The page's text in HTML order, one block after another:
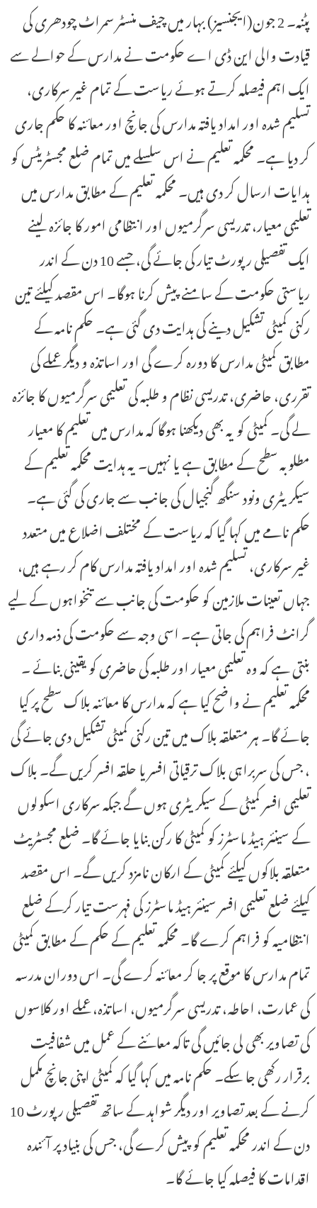
پٹنہ۔ 2 جون(ایجنسیز) بہار میں چیف منسٹر سمراٹ چودھری کی
قیادت والی این ڈی اے حکومت نے مدارس کے حوالے سے
ایک اہم فیصلہ کرتے ہوئے ریاست کے تمام غیر سرکاری،
تسلیم شدہ اور امداد یافتہ مدارس کی جانچ اور معائنہ کا حکم جاری
کر دیا ہے۔ محکمہ تعلیم نے اس سلسلے میں تمام ضلع مجسٹریٹس کو
ہدایات ارسال کر دی ہیں۔ محکمہ تعلیم کے مطابق مدارس میں
تعلیمی معیار، تدریسی سرگرمیوں اور انتظامی امور کا جائزہ لینے
ایک تفصیلی رپورٹ تیار کی جائے گی، جسے 10 دن کے اندر
ریاستی حکومت کے سامنے پیش کرنا ہوگا۔ اس مقصد کیلئے تین
رکنی کمیٹی تشکیل دینے کی ہدایت دی گئی ہے۔ حکم نامہ کے
مطابق کمیٹی مدارس کا دورہ کرے گی اور اساتذہ و دیگر عملے کی
تقرری، حاضری، تدریسی نظام و طلبہ کی تعلیمی سرگرمیوں کا جائزہ
لے گی۔ کمیٹی کو یہ بھی دیکھنا ہوگا کہ مدارس میں تعلیم کا معیار
مطلوبہ سطح کے مطابق ہے یا نہیں۔ یہ ہدایت محکمہ تعلیم کے
سیکریٹری ونود سنگھ گنجیال کی جانب سے جاری کی گئی ہے۔
حکم نامے میں کہا گیا کہ ریاست کے مختلف اضلاع میں متعدد
غیر سرکاری، تسلیم شدہ اور امداد یافتہ مدارس کام کر رہے ہیں،
جہاں تعینات ملازمین کو حکومت کی جانب سے تنخواہوں کے لیے
گرانٹ فراہم کی جاتی ہے۔ اسی وجہ سے حکومت کی ذمہ داری
بنتی ہے کہ وہ تعلیمی معیار اور طلبہ کی حاضری کو یقینی بنائے ۔
محکمہ تعلیم نے واضح کیا ہے کہ مدارس کا معائنہ بلاک سطح پر کیا
جائے گا۔ ہر متعلقہ بلاک میں تین رکنی کمیٹی تشکیل دی جائے گی
، جس کی سربراہی بلاک ترقیاتی افسر یا حلقہ افسر کریں گے۔ بلاک
تعلیمی افسر کمیٹی کے سیکریٹری ہوں گے جبکہ سرکاری اسکولوں
کے سینئر ہیڈ ماسٹرز کو کمیٹی کا رکن بنایا جائے گا۔ ضلع مجسٹریٹ
متعلقہ بلاکوں کیلئے کمیٹی کے ارکان نامزد کریں گے۔ اس مقصد
کیلئے ضلع تعلیمی افسر سینئر ہیڈ ماسٹرز کی فہرست تیار کرکے ضلع
انتظامیہ کو فراہم کرے گا۔ محکمہ تعلیم کے حکم کے مطابق کمیٹی
تمام مدارس کا موقع پر جا کر معائنہ کرے گی۔ اس دوران مدرسہ
کی عمارت، احاطہ، تدریسی سرگرمیوں، اساتذہ، عملے اور کلاسوں
کی تصاویر بھی لی جائیں گی تاکہ معائنے کے عمل میں شفافیت
برقرار رکھی جا سکے۔ حکم نامہ میں کہا گیا کہ کمیٹی اپنی جانچ مکمل
کرنے کے بعد تصاویر اور دیگر شواہد کے ساتھ تفصیلی رپورٹ 10
دن کے اندر محکمہ تعلیم کو پیش کرے گی، جس کی بنیاد پر آئندہ
اقدامات کا فیصلہ کیا جائے گا۔